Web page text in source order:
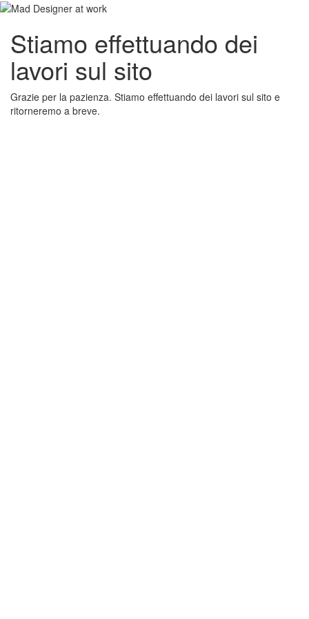
Stiamo effettuando dei
lavori sul sito
Grazie per la pazienza. Stiamo effettuando dei lavori sul sito e
ritorneremo a breve.